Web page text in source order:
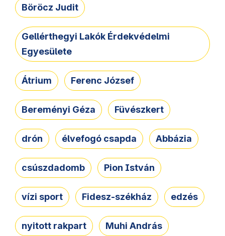
Böröcz Judit
Gellérthegyi Lakók Érdekvédelmi
Egyesülete
Átrium Ferenc József
Bereményi Géza Füvészkert
drón élvefogó csapda Abbázia
csúszdadomb Pion István
vízi sport Fidesz-székház edzés
nyitott rakpart Muhi András